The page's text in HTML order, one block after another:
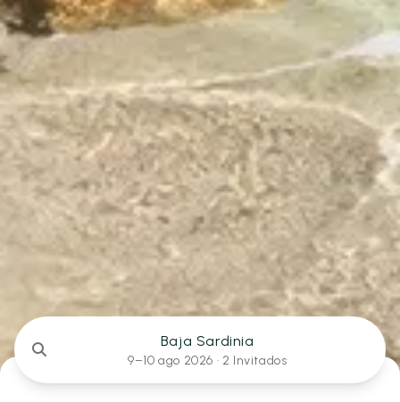
Baja Sardinia
9–10 ago 2026 · 2 Invitados